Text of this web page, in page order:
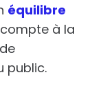
équilibre
à la
public.